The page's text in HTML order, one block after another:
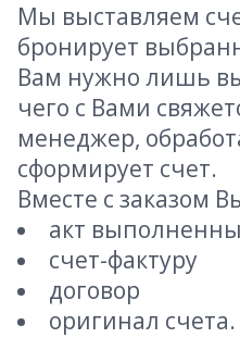
Мы выставляем
бронирует
Вам нужно лишь
чего с Вами
менеджер,
сформирует счет.
Вместе с заказом
акт
счет-фактуру
договор
оригинал счета.